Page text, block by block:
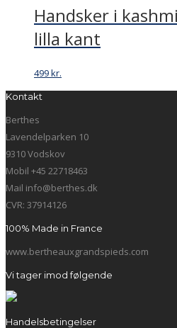
Handsker i
lilla kant
499kr.
Kontakt
Berthes
Lavendelparken 10
9310 Vodskov
Mobil +45 22718463
Mail info@berthes.dk
CVR: 37914126
100% Made in France
www.bertheauxgrandspieds.com
Vi tager imod følgende
Handelsbetingelser